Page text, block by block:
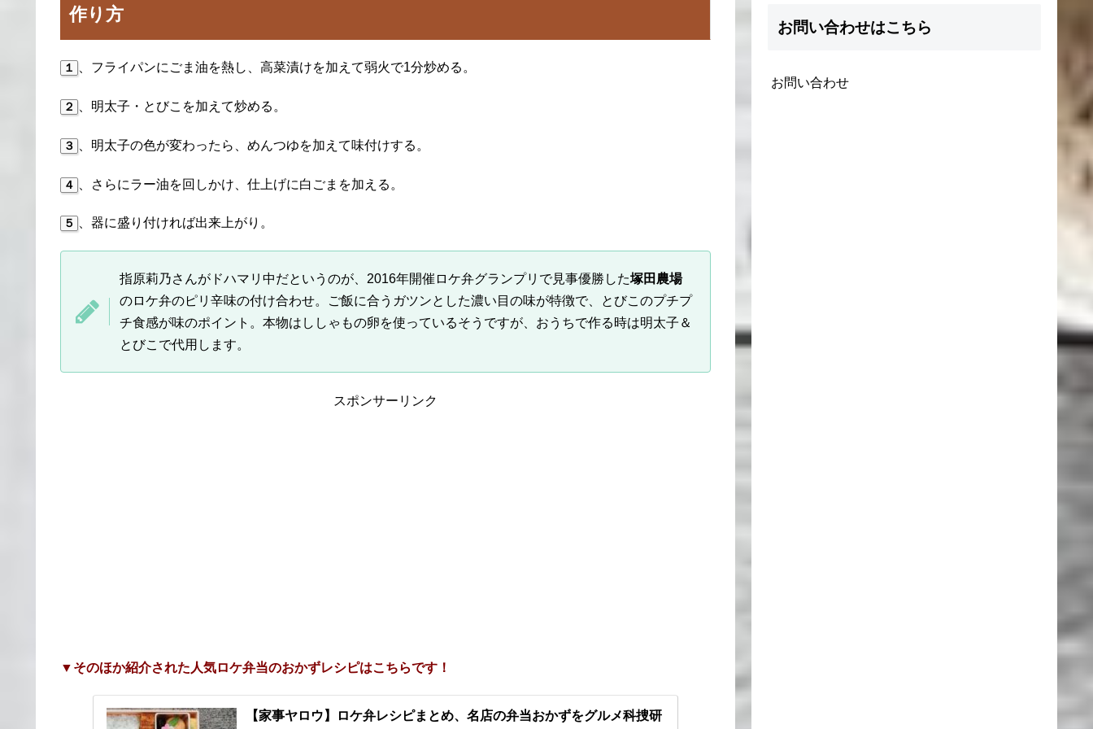
作り方
１ 、フライパンにごま油を熱し、高菜漬けを加えて弱火で1分炒める。
２ 、明太子・とびこを加えて炒める。
３ 、明太子の色が変わったら、めんつゆを加えて味付けする。
４ 、さらにラー油を回しかけ、仕上げに白ごまを加える。
５ 、器に盛り付ければ出来上がり。
指原莉乃さんがドハマリ中だというのが、2016年開催ロケ弁グランプリで見事優勝した塚田農場
のロケ弁のピリ辛味の付け合わせ。ご飯に合うガツンとした濃い目の味が特徴で、とびこのプチプ
チ食感が味のポイント。本物はししゃもの卵を使っているそうですが、おうちで作る時は明太子＆
とびこで代用します。
スポンサーリンク
▼そのほか紹介された人気ロケ弁当のおかずレシピはこちらです！
【家事ヤロウ】ロケ弁レシピまとめ、名店の弁当おかずをグルメ科捜研
お問い合わせはこちら
お問い合わせ